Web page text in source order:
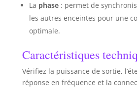
La phase: permet de
les autres enceintes pour une
optimale.
Caractéristiques
Vérifiez la puissance de sortie,
réponse en fréquence et la